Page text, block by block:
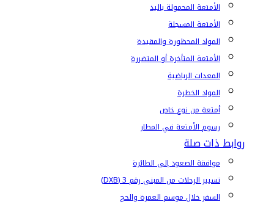
الأمتعة المحمولة باليد
الأمتعة المسجلة
المواد المحظورة والمقيدة
الأمتعة المتأخرة أو المتضررة
المعدات الرياضية
المواد الخطرة
أمتعة من نوع خاص
رسوم الأمتعة في المطار
روابط ذات صلة
موافقة الصعود إلى الطائرة
تسيير الرحلات من المبنى رقم 3 (DXB)
السفر خلال موسم العمرة والحج